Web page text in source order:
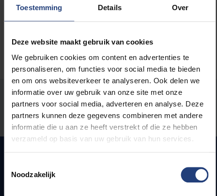
Toestemming Details Over
Deze website maakt gebruik van cookies
We gebruiken cookies om content en advertenties te
personaliseren, om functies voor social media te bieden
en om ons websiteverkeer te analyseren. Ook delen we
informatie over uw gebruik van onze site met onze
partners voor social media, adverteren en analyse. Deze
partners kunnen deze gegevens combineren met andere
informatie die u aan ze heeft verstrekt of die ze hebben
verzameld op basis van uw gebruik van hun services.
Noodzakelijk
Stond er een fout op deze pagina?
Laat het ons weten
Snel naar